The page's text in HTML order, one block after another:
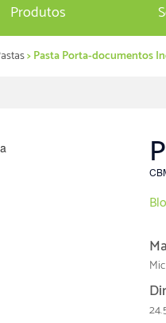
Produtos
> Pasta Porta-documentos